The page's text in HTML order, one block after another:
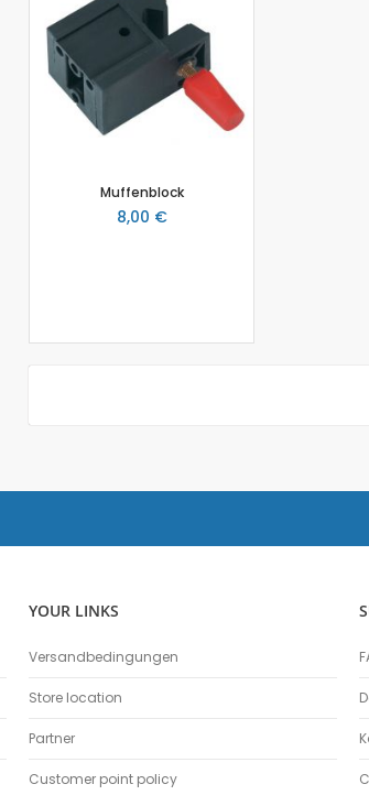
Drucksensor
Energiesensor
Elektrofeldmeter
Elektrisches Feld
Fahrbahn
Kolorimeter
Spektralfotometer
Muffenblock
8,00 €
YOUR LINKS
Versandbedingungen
Store location
Partner
Customer point policy